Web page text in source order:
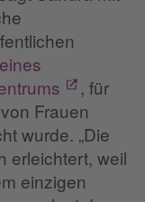
, für
Frauen
wurde. „Die
erleichtert, weil
einzigen